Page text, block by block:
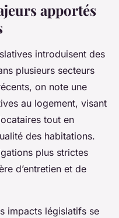
apportés
introduisent des
plusieurs secteurs
on note une
au logement, visant
tout en
des habitations.
plus strictes
d’entretien et de
impacts législatifs se